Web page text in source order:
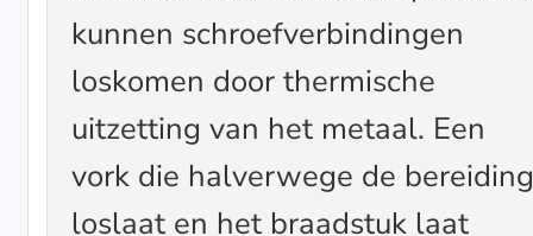
kunnen schroefverbindingen
loskomen door thermische
uitzetting van het metaal. Een
vork die halverwege de bereiding
loslaat en het braadstuk laat